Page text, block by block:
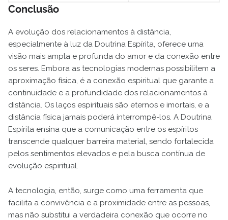
Conclusão
A evolução dos relacionamentos à distância,
especialmente à luz da Doutrina Espírita, oferece uma
visão mais ampla e profunda do amor e da conexão entre
os seres. Embora as tecnologias modernas possibilitem a
aproximação física, é a conexão espiritual que garante a
continuidade e a profundidade dos relacionamentos à
distância. Os laços espirituais são eternos e imortais, e a
distância física jamais poderá interrompê-los. A Doutrina
Espírita ensina que a comunicação entre os espíritos
transcende qualquer barreira material, sendo fortalecida
pelos sentimentos elevados e pela busca contínua de
evolução espiritual.
A tecnologia, então, surge como uma ferramenta que
facilita a convivência e a proximidade entre as pessoas,
mas não substitui a verdadeira conexão que ocorre no